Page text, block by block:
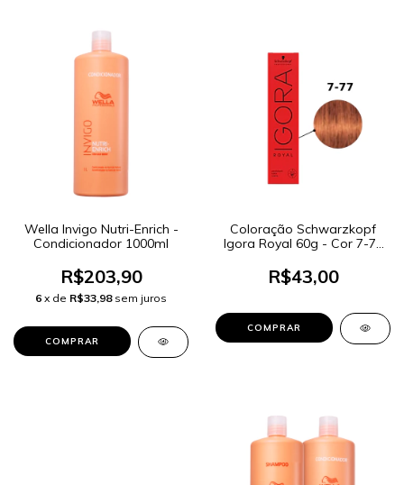
Wella Invigo Nutri-Enrich -
Condicionador 1000ml
R$203,90
6 x de R$33,98 sem juros
Coloração Schwarzkopf
Igora Royal 60g - Cor 7-77
R$43,00